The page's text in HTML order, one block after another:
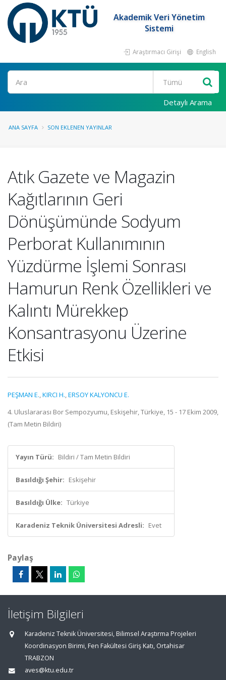
Akademik Veri Yönetim
Sistemi
Araştırmacı Girişi English
Ara
Detaylı Arama
ANA SAYFA SON EKLENEN YAYINLAR
Atık Gazete ve Magazin
Kağıtlarının Geri
Dönüşümünde Sodyum
Perborat Kullanımının
Yüzdürme İşlemi Sonrası
Hamurun Renk Özellikleri ve
Kalıntı Mürekkep
Konsantrasyonu Üzerine
Etkisi
PEŞMAN E.,KIRCI H.,ERSOY KALYONCU E.
4. Uluslararası Bor Sempozyumu, Eskişehir, Türkiye, 15 - 17 Ekim 2009,
(Tam Metin Bildiri)
Yayın Türü: Bildiri / Tam Metin Bildiri
Basıldığı Şehir: Eskişehir
Basıldığı Ülke: Türkiye
Karadeniz Teknik Üniversitesi Adresli: Evet
Paylaş
İletişim Bilgileri
Karadeniz Teknik Üniversitesi, Bilimsel Araştırma Projeleri
Koordinasyon Birimi, Fen Fakültesi Giriş Katı, Ortahisar
TRABZON
aves@ktu.edu.tr